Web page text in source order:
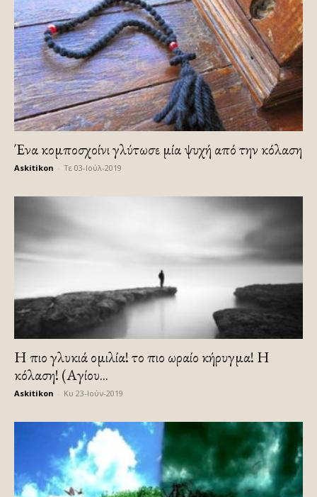
Ένα κομποσχοίνι γλύτωσε μία ψυχή από την κόλαση
Askitikon Τε 03-Ιούλ-2019
Η πιο γλυκιά ομιλία! το πιο ωραίο κήρυγμα! Η
κόλαση! (Αγίου...
Askitikon Κυ 23-Ιούν-2019